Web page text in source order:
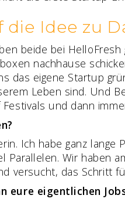
die Idee zu
beide bei
nachhause
das eigene Startup
Leben sind. Und
und dann
Ich habe ganz
Parallelen. Wir haben
versucht, das Schritt
eure eigentlichen